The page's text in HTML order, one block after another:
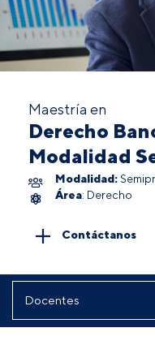
Maestría en
Derecho
Modalidad
Modalidad:
Área: Derecho
Contáctanos